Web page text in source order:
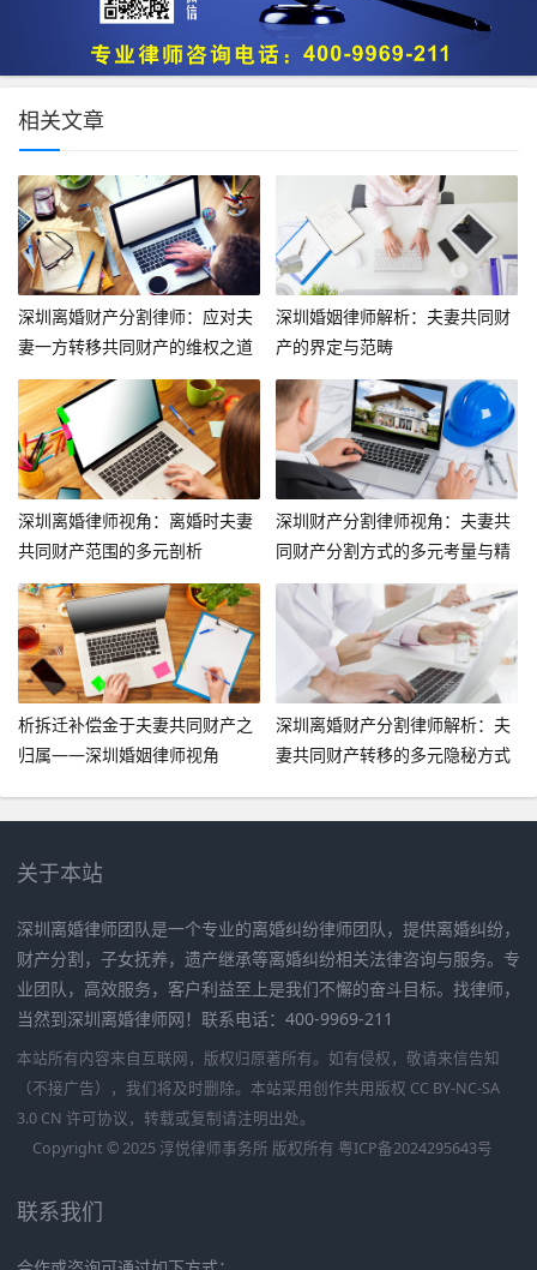
相关文章
深圳离婚财产分割律师：应对夫
妻一方转移共同财产的维权之道
深圳婚姻律师解析：夫妻共同财
产的界定与范畴
深圳离婚律师视角：离婚时夫妻
共同财产范围的多元剖析
深圳财产分割律师视角：夫妻共
同财产分割方式的多元考量与精
准确定
析拆迁补偿金于夫妻共同财产之
归属——深圳婚姻律师视角
深圳离婚财产分割律师解析：夫
妻共同财产转移的多元隐秘方式
关于本站
深圳离婚律师团队是一个专业的离婚纠纷律师团队，提供离婚纠纷，
财产分割，子女抚养，遗产继承等离婚纠纷相关法律咨询与服务。专
业团队，高效服务，客户利益至上是我们不懈的奋斗目标。找律师，
当然到深圳离婚律师网！联系电话：400-9969-211
本站所有内容来自互联网，版权归原著所有。如有侵权，敬请来信告知
（不接广告），我们将及时删除。本站采用创作共用版权 CC BY-NC-SA
3.0 CN 许可协议，转载或复制请注明出处。
Copyright © 2025 淳悦律师事务所 版权所有 粤ICP备2024295643号
联系我们